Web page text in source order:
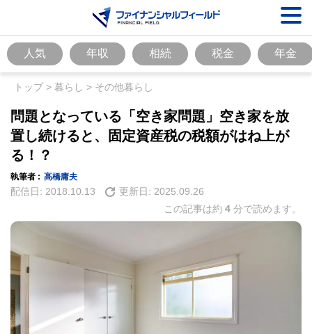
人気 年収 相続 税金 年金
トップ> 暮らし > その他暮らし
問題となっている「空き家問題」空き家を放
置し続けると、固定資産税の税額がはね上が
る！？
執筆者 : 高橋庸夫
配信日: 2018.10.13 更新日: 2025.09.26
この記事は約 4 分で読めます。